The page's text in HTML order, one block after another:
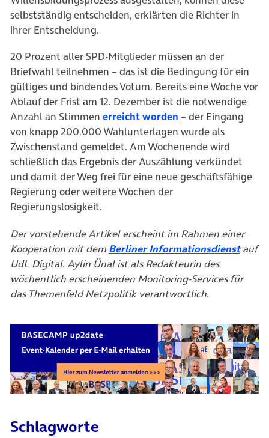
selbstständig entscheiden, erklärten die Richter in
ihrer Entscheidung.
20 Prozent aller SPD-Mitglieder müssen an der
Briefwahl teilnehmen – das ist die Bedingung für ein
gültiges und bindendes Votum. Bereits eine Woche vor
Ablauf der Frist am 12. Dezember ist die notwendige
Anzahl an Stimmen erreicht worden – der Eingang
von knapp 200.000 Wahlunterlagen wurde als
Zwischenstand gemeldet. Am Wochenende wird
schließlich das Ergebnis der Auszählung verkündet
und damit der Weg frei für eine neue geschäftsfähige
Regierung oder weitere Wochen der
Regierungslosigkeit.
Der vorstehende Artikel erscheint im Rahmen einer
Kooperation mit dem Berliner Informationsdienstauf
UdL Digital. Aylin Ünal ist als Redakteurin des
wöchentlich erscheinenden Monitoring-Services für
das Themenfeld Netzpolitik verantwortlich.
Schlagworte